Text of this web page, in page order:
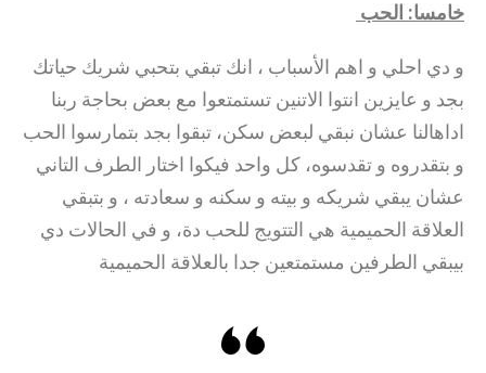
خامسا: الحب
و دي احلي و اهم الأسباب ، انك تبقي بتحبي شريك حياتك
بجد و عايزين انتوا الاتنين تستمتعوا مع بعض بحاجة ربنا
اداهالنا عشان نبقي لبعض سكن، تبقوا بجد بتمارسوا الحب
و بتقدروه و تقدسوه، كل واحد فيكوا اختار الطرف التاني
عشان يبقي شريكه و بيته و سكنه و سعادته ، و بتبقي
العلاقة الحميمية هي التتويج للحب دة، و في الحالات دي
بيبقي الطرفين مستمتعين جدا بالعلاقة الحميمية